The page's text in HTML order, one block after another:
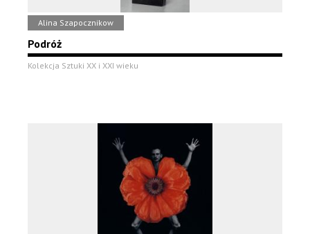
Alina Szapocznikow
Podróż
Kolekcja Sztuki XX i XXI wieku